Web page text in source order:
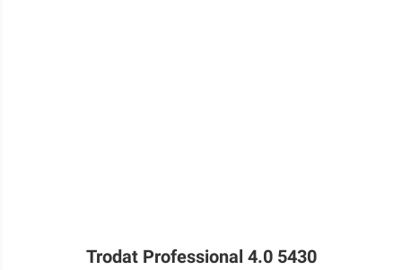
Trodat Professional 4.0 5430